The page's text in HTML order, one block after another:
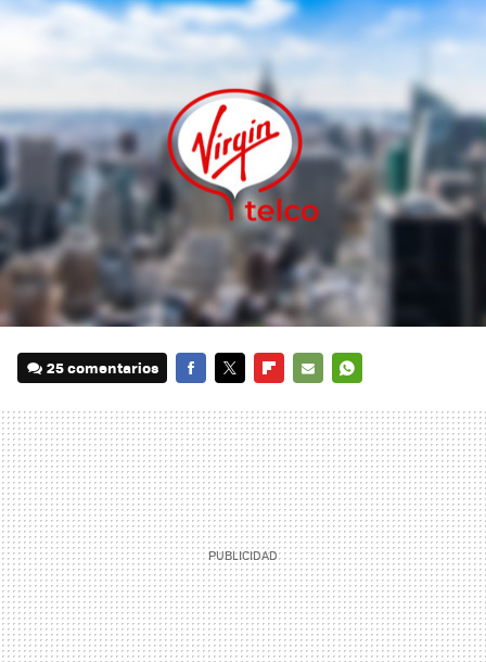
25 comentarios
MAIL